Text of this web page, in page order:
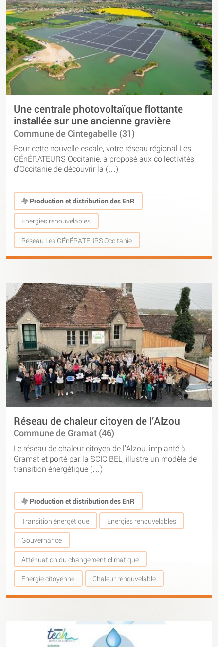
Une centrale photovoltaïque flottante
installée sur une ancienne gravière
Commune de Cintegabelle (31)
Pour cette nouvelle escale, votre réseau régional Les
GÉnÉRATEURS Occitanie, a proposé aux collectivités
d’Occitanie de découvrir la (…)
Production et distribution des EnR
Energies renouvelables
Réseau Les GÉnÉRATEURS Occitanie
Réseau de chaleur citoyen de l’Alzou
Commune de Gramat (46)
Le réseau de chaleur citoyen de l’Alzou, implanté à
Gramat et porté par la SCIC BEL, illustre un modèle de
transition énergétique (…)
Production et distribution des EnR
Transition énergétique Energies renouvelables
Gouvernance
Atténuation du changement climatique
Energie citoyenne Chaleur renouvelable